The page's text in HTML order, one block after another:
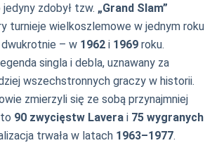
jedyny zdobył tzw. „Grand Slam”
turnieje wielkoszlemowe w jednym roku
– w 1962 i 1969 roku.
singla i debla, uznawany za
wszechstronnych graczy w historii.
zmierzyli się ze sobą przynajmniej
90 zwycięstw Lavera i 75 wygranych
trwała w latach 1963–1977.